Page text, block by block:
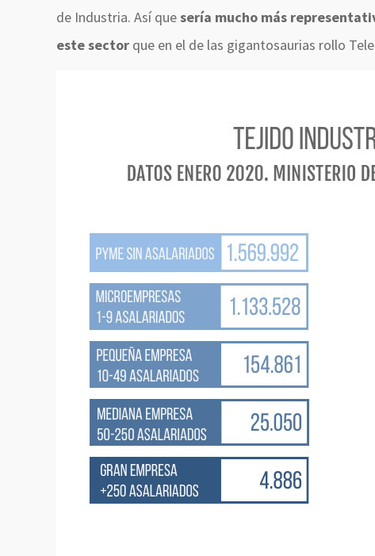
de Industria. Así quesería mucho más
este sector que en el de las gigantosaurias rollo